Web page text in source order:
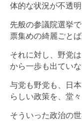
体的な状況が不透
先般の参議院選挙
票集めの綺麗ごと
それに対し、野党
から一歩も出ていな
与党も野党も、日
らしい政策を、堂
そういった政治の